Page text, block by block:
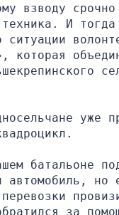
взводу срочно
техника. И тогда
ситуации
которая
уже
батальоне
автомобиль, но
за